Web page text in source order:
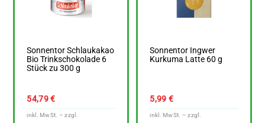
Sonnentor Schlaukakao
Bio Trinkschokolade 6
Stück zu 300 g
54,79€
Sonnentor Ingwer
Kurkuma Latte 60 g
5,99 €